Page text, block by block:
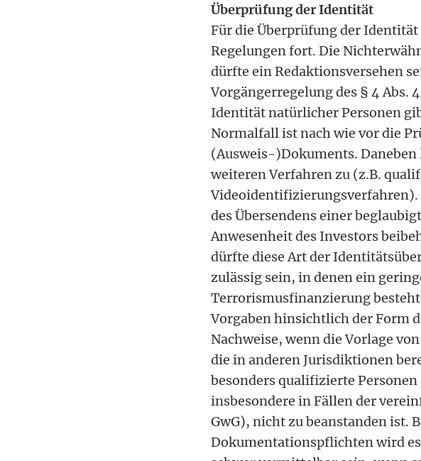
Überprüfung der Identität
Für die Überprüfung der
Regelungen fort. Die
dürfte ein Redaktionsversehen
Vorgängerregelung des § 4 Abs.
Identität natürlicher Personen
Normalfall ist nach wie vor die
(Ausweis-)Dokuments. Daneben
weiteren Verfahren zu (z.B.
Videoidentifizierungsverfahren).
des Übersendens einer
Anwesenheit des Investors
dürfte diese Art der
zulässig sein, in denen ein
Terrorismusfinanzierung
Vorgaben hinsichtlich der Form
Nachweise, wenn die Vorlage
die in anderen Jurisdiktionen
besonders qualifizierte Personen
insbesondere in Fällen der
GwG), nicht zu beanstanden ist.
Dokumentationspflichten wird